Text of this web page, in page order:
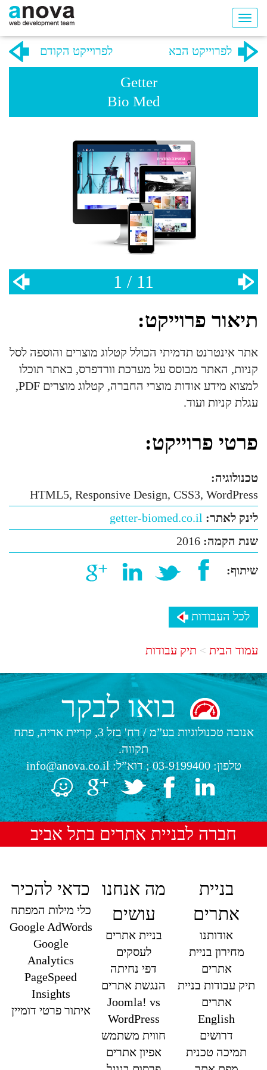
לפרוייקט הקודם לפרוייקט הבא
Getter
Bio Med
1 / 11
תיאור פרוייקט:
אתר אינטרנט תדמיתי הכולל קטלוג מוצרים והוספה לסל
קניות, האתר מבוסס על מערכת וורדפרס, באתר תוכלו
למצוא מידע אודות מוצרי החברה, קטלוג מוצרים PDF,
עגלת קניות ועוד.
פרטי פרוייקט:
טכנולוגיה:
HTML5, Responsive Design, CSS3, WordPress
לינק לאתר: getter-biomed.co.il
שנת הקמה: 2016
שיתוף:
לכל העבודות
עמוד הבית תיק עבודות
בואו לבקר
אנובה טכנולוגיות בע”מ/
רח' בזל 3, קריית אריה, פתח
תקווה.
טלפון:03-9199400; דוא”ל:info@anova.co.il
חברה לבניית אתרים בתל אביב
בניית
אתרים
אודותנו
מחירון בניית
אתרים
תיק עבודות בניית
אתרים
English
דרושים
תמיכה טכנית
מה אנחנו
עושים
בניית אתרים
לעסקים
דפי נחיתה
הנגשת אתרים
Joomla! vs
WordPress
חווית משתמש
אפיון אתרים
כדאי להכיר
כלי מילות המפתח
Google AdWords
Google
Analytics
PageSpeed
Insights
איתור פרטי דומיין